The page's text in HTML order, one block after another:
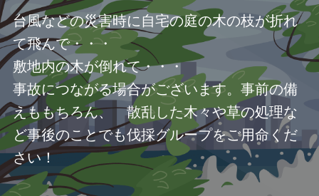
台風などの災害時に自宅の庭の木の枝が折れ
て飛んで・・・
敷地内の木が倒れて・・・
事故につながる場合がございます。事前の備
えももちろん、 散乱した木々や草の処理な
ど事後のことでも伐採グループをご用命くだ
さい！